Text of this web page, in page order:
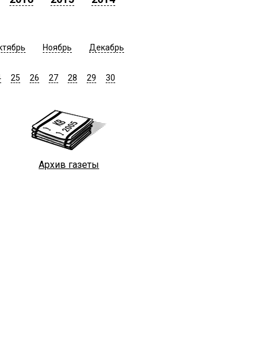
Ноябрь Декабрь
25 26 27 28 29 30
Архив газеты